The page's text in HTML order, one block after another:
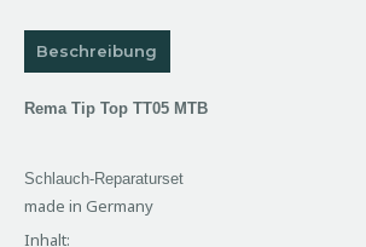
Beschreibung
Rema Tip Top TT05 MTB
Schlauch-Reparaturset
made in Germany
Inhalt: